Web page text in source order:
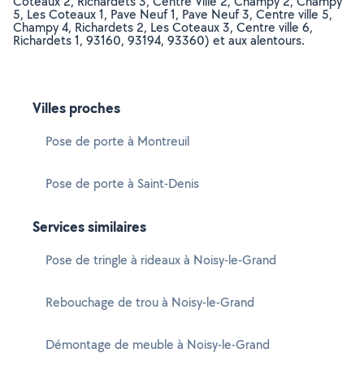
5, Les Coteaux 1, Pave Neuf 1, Pave Neuf 3, Centre ville 5,
Champy 4, Richardets 2, Les Coteaux 3, Centre ville 6,
Richardets 1, 93160, 93194, 93360) et aux alentours.
Villes proches
Pose de porte à Montreuil
Pose de porte à Saint-Denis
Services similaires
Pose de tringle à rideaux à Noisy-le-Grand
Rebouchage de trou à Noisy-le-Grand
Démontage de meuble à Noisy-le-Grand